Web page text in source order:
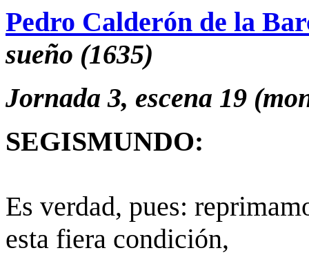
Pedro Calderón de la
sueño (1635)
Jornada 3, escena 19
SEGISMUNDO:
Es verdad, pues:
esta fiera condición,